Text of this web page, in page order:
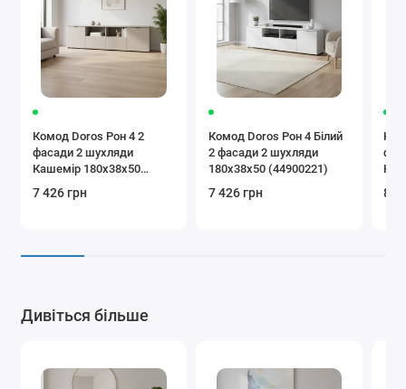
Комод Doros Рон 4 2
фасади 2 шухляди
Кашемір 180х38х50
7 426 грн
Комод Doros Рон 4 Білий
2 фасади 2 шухляди
180х38х50 (44900221)
7 426 грн 8
Дивіться більше